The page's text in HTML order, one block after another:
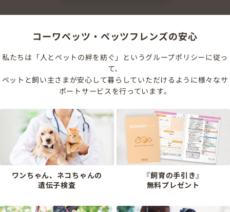
コーワペッツ・ペッツフレンズの安心
私たちは「人とペットの絆を紡ぐ」というグループポリシーに従っ
て、
ペットと飼い主さまが安心して暮らしていただけるように様々なサ
ポートサービスを行っています。
ワンちゃん、ネコちゃんの
遺伝子検査
『飼育の手引き』
無料プレゼント